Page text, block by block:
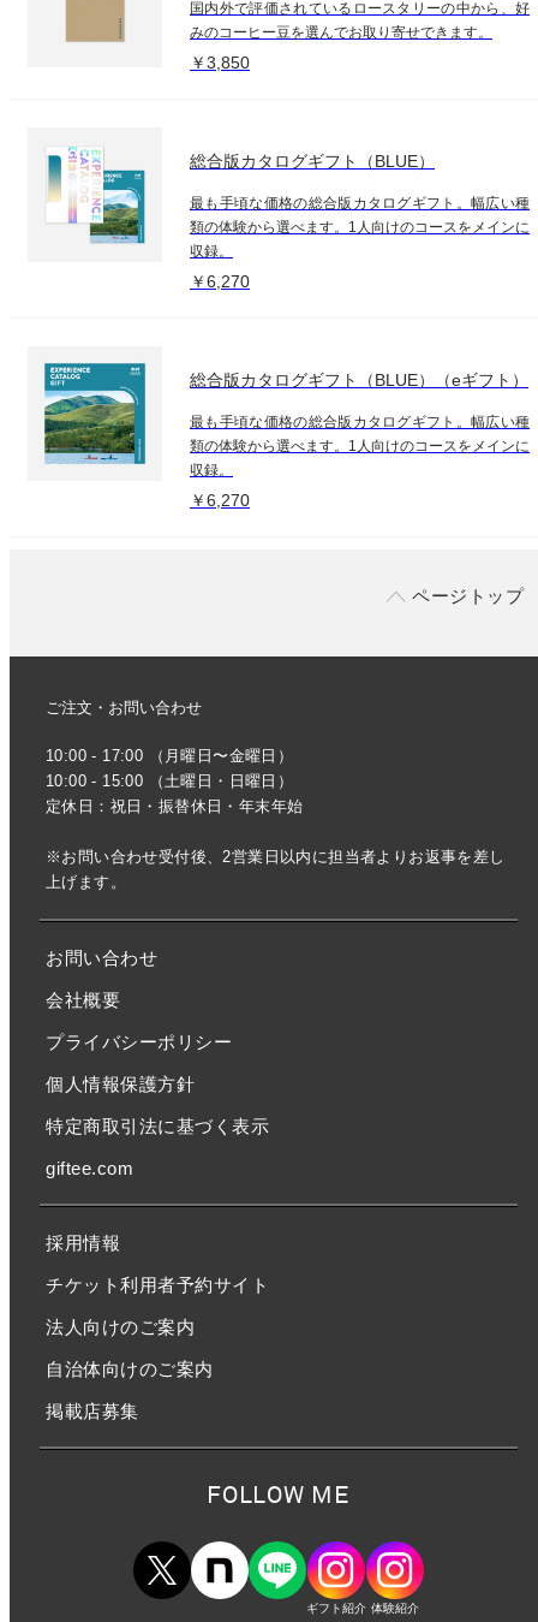
国内外で評価されているロースタリーの中から、好
みのコーヒー豆を選んでお取り寄せできます。
￥3,850
総合版カタログギフト（BLUE）
最も手頃な価格の総合版カタログギフト。幅広い種
類の体験から選べます。1人向けのコースをメインに
収録。
￥6,270
総合版カタログギフト（BLUE）（eギフト）
最も手頃な価格の総合版カタログギフト。幅広い種
類の体験から選べます。1人向けのコースをメインに
収録。
￥6,270
ページトップ
ご注文・お問い合わせ
10:00 - 17:00 （月曜日〜金曜日）
10:00 - 15:00 （土曜日・日曜日）
定休日：祝日・振替休日・年末年始
※お問い合わせ受付後、2営業日以内に担当者よりお返事を差し
上げます。
お問い合わせ
会社概要
プライバシーポリシー
個人情報保護方針
特定商取引法に基づく表示
giftee.com
採用情報
チケット利用者予約サイト
法人向けのご案内
自治体向けのご案内
掲載店募集
FOLLOW ME
ギフト紹介 体験紹介